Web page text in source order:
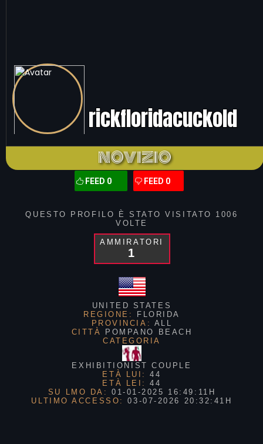
rickfloridacuckold
NOVIZIO
FEED 0 FEED 0
QUESTO PROFILO È STATO VISITATO 1006
VOLTE
AMMIRATORI
1
UNITED STATES
REGIONE:
FLORIDA
PROVINCIA: ALL
CITTÀ
POMPANO BEACH
CATEGORIA
EXHIBITIONIST COUPLE
ETÀ LUI:
44
ETÀ LEI:
44
SU LMO DA:
01-01-2025 16:49:11H
ULTIMO ACCESSO:
03-07-2026 20:32:41H